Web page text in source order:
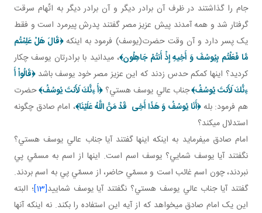
جام را گذاشتند در ظرف آن برادر ديگر و آن برادر ديگر به اتّهام سرقت
گرفتار شد و همه آمدند پيش عزيز مصر گفتند پدرش پيرمرد است و فقط
يک پسر دارد و آن وقت حضرت(يوسف) فرمود به اينکه﴿قَالَ هَلْ عَلِمْتُم
مَّا فَعَلْتُم بِيُوسُفَ وَ أَخِيهِ إِذْ أَنتُمْ جَاهِلُون‏﴾، مي دانيد با برادرتان يوسف چکار
کرديد؟ اينها کم کم حدس زدند که اين عزيز مصر خود يوسف باشد﴿قَالُواْ أَ
ءِنَّكَ لَأَنتَ يُوسُفُ﴾جناب عالي يوسف هستي؟﴿أَ ءِنَّكَ لَأَنتَ يُوسُفُ﴾حضرت
هم فرمود: بله﴿أَنَا يُوسُفُ وَ هَذَا أَخِى قَدْ مَنَّ اللَّهُ عَلَيْنَا﴾، امام صادق چگونه
استدلال مي کند؟
امام صادق مي فرمايد به اينکه اينها گفتند آيا جناب عالي يوسف هستي؟
نگفتند آيا يوسف شمايي؟ يوسف اسم است. اينها از اسم به مسمّي پي
نبردند، چون اسم غائب است و مسمّي حاضر، از مسمّي پي به اسم بردند.
گفتند آيا جناب عالي يوسف هستي؟ نگفتند آيا يوسف شماييد[13]
؛ البته
اين يک امام صادق مي خواهد که از آيه اين استفاده را بکند. نه اينکه آنها